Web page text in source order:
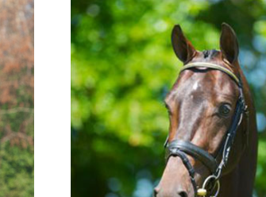
Mehr Info